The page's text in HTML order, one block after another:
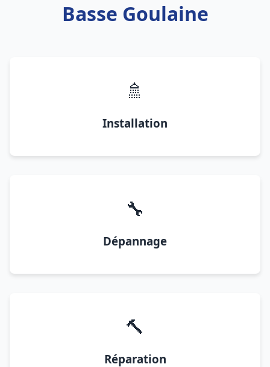
Basse Goulaine
🚿
Installation
🔧
Dépannage
🔨
Réparation